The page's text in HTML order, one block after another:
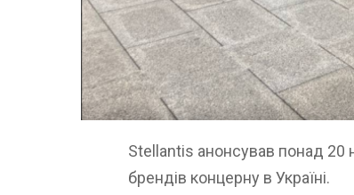
Stellantis анонсував понад 20
брендів концерну в Україні.